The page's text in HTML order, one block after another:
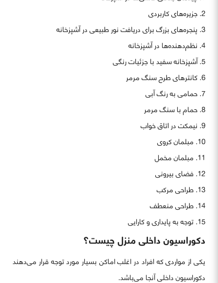
جزیره‌های کاربردی
پنجره‌های بزرگ برای دریافت نور طبیعی در آشپزخانه
نظم‌دهنده‌ها در آشپزخانه
آشپزخانه سفید با جزئیات رنگی
کانترهای طرح سنگ مرمر
حمامی به رنگ آبی
حمام با سنگ مرمر
نیمکت در اتاق خواب
مبلمان کروی
مبلمان مخمل
فضای بیرونی
طراحی مرکب
طراحی منعطف
توجه به پایداری و کارایی
دکوراسیون داخلی منزل چیست؟
یکی از مواردی که افراد در اغلب اماکن بسیار مورد توجه قرار می‌دهند
دکوراسیون داخلی آنجا می‌باشد.